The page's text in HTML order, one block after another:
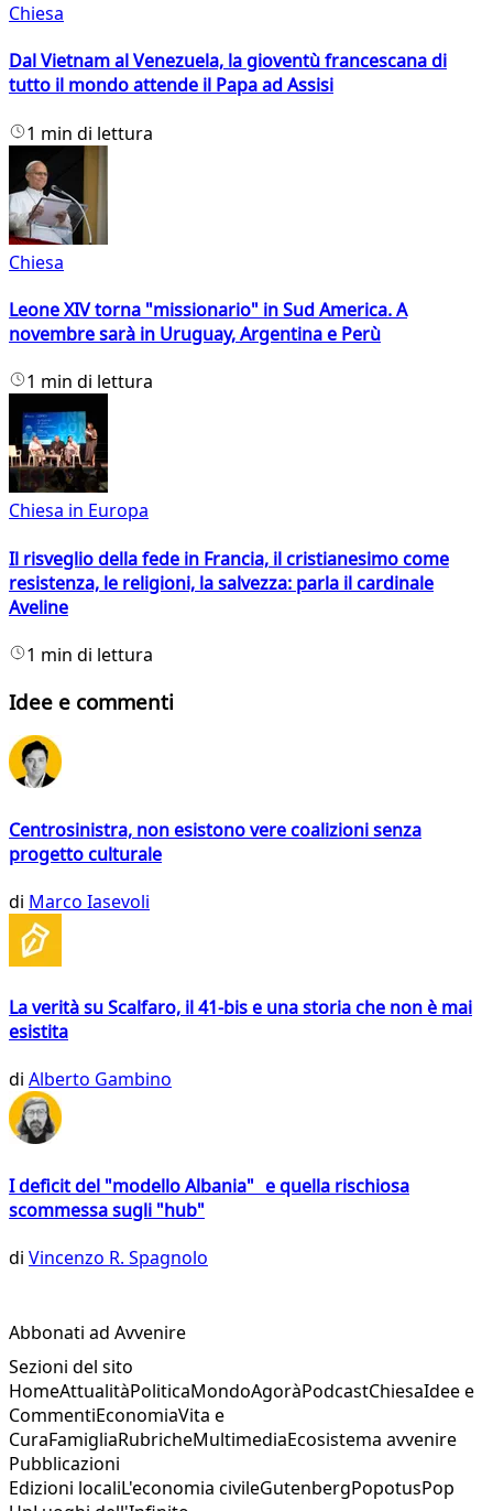
Chiesa
Dal Vietnam al Venezuela, la gioventù francescana di
tutto il mondo attende il Papa ad Assisi
1 min di lettura
Chiesa
Leone XIV torna "missionario" in Sud America. A
novembre sarà in Uruguay, Argentina e Perù
1 min di lettura
Chiesa in Europa
Il risveglio della fede in Francia, il cristianesimo come
resistenza, le religioni, la salvezza: parla il cardinale
Aveline
1 min di lettura
Idee e commenti
Centrosinistra, non esistono vere coalizioni senza
progetto culturale
di Marco Iasevoli
La verità su Scalfaro, il 41-bis e una storia che non è mai
esistita
di Alberto Gambino
I deficit del "modello Albania" e quella rischiosa
scommessa sugli "hub"
di Vincenzo R. Spagnolo
Abbonati ad Avvenire
Sezioni del sito
HomeAttualitàPoliticaMondoAgoràPodcastChiesaIdee e
CommentiEconomiaVita e
CuraFamigliaRubricheMultimediaEcosistema avvenire
Pubblicazioni
Edizioni localiL'economia civileGutenbergPopotusPop